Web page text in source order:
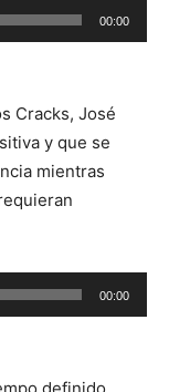
00:00
Cracks, José
y que se
mientras
00:00